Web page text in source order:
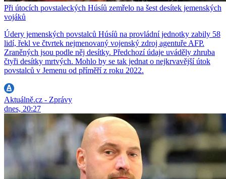
Při útocích povstaleckých Húsíů zemřelo na šest desítek jemenských
vojáků
Údery jemenských povstalců Húsíů na provládní jednotky zabily 58
lidí, řekl ve čtvrtek nejmenovaný vojenský zdroj agentuře AFP.
Zraněných jsou podle něj desítky. Předchozí údaje uváděly zhruba
čtyři desítky mrtvých. Mohlo by se tak jednat o nejkrvavější útok
povstalců v Jemenu od příměří z roku 2022.
Aktuálně.cz - Zprávy
dnes, 20:27